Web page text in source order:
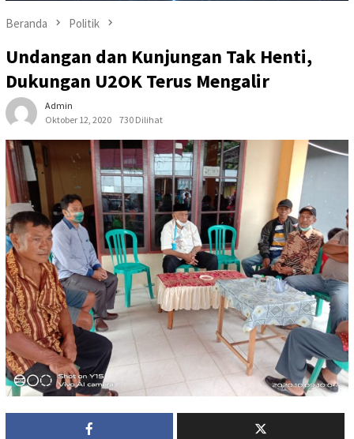
Beranda Politik
Undangan dan Kunjungan Tak Henti,
Dukungan U2OK Terus Mengalir
Admin
Oktober 12, 2020
730 Dilihat